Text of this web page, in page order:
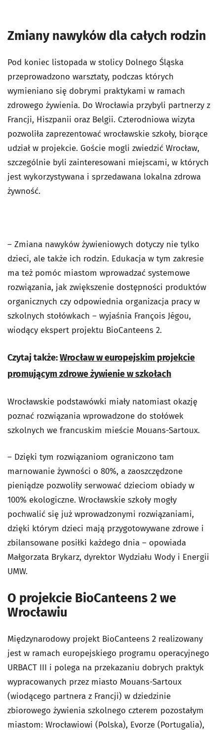
Zmiany nawyków dla całych rodzin
Pod koniec listopada w stolicy Dolnego Śląska
przeprowadzono warsztaty, podczas których
wymieniano się dobrymi praktykami w ramach
zdrowego żywienia. Do Wrocławia przybyli partnerzy z
Francji, Hiszpanii oraz Belgii. Czterodniowa wizyta
pozwoliła zaprezentować wrocławskie szkoły, biorące
udział w projekcie. Goście mogli zwiedzić Wrocław,
szczególnie byli zainteresowani miejscami, w których
jest wykorzystywana i sprzedawana lokalna zdrowa
żywność.
– Zmiana nawyków żywieniowych dotyczy nie tylko
dzieci, ale także ich rodzin. Edukacja w tym zakresie
ma też pomóc miastom wprowadzać systemowe
rozwiązania, jak zwiększenie dostępności produktów
organicznych czy odpowiednia organizacja pracy w
szkolnych stołówkach – wyjaśnia François Jégou,
wiodący ekspert projektu BioCanteens 2.
Czytaj także:Wrocław w europejskim projekcie
promującym zdrowe żywienie w szkołach
Wrocławskie podstawówki miały natomiast okazję
poznać rozwiązania wprowadzone do stołówek
szkolnych we francuskim mieście Mouans-Sartoux.
– Dzięki tym rozwiązaniom ograniczono tam
marnowanie żywności o 80%, a zaoszczędzone
pieniądze pozwoliły serwować dzieciom obiady w
100% ekologiczne. Wrocławskie szkoły mogły
pochwalić się już wprowadzonymi rozwiązaniami,
dzięki którym dzieci mają przygotowywane zdrowe i
zbilansowane posiłki każdego dnia – opowiada
Małgorzata Brykarz, dyrektor Wydziału Wody i Energii
UMW.
O projekcie BioCanteens 2 we
Wrocławiu
Międzynarodowy projekt BioCanteens 2 realizowany
jest w ramach europejskiego programu operacyjnego
URBACT III i polega na przekazaniu dobrych praktyk
wypracowanych przez miasto Mouans-Sartoux
(wiodącego partnera z Francji) w dziedzinie
zbiorowego żywienia szkolnego czterem pozostałym
miastom: Wrocławiowi (Polska), Evorze (Portugalia),